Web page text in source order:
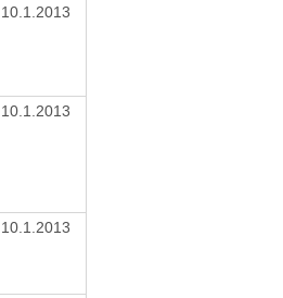
10.1.2013
10.1.2013
10.1.2013